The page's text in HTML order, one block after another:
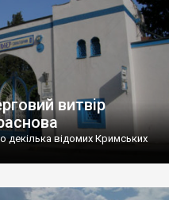
витвір
декілька відомих Кримських